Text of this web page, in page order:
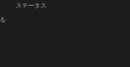
ステータス